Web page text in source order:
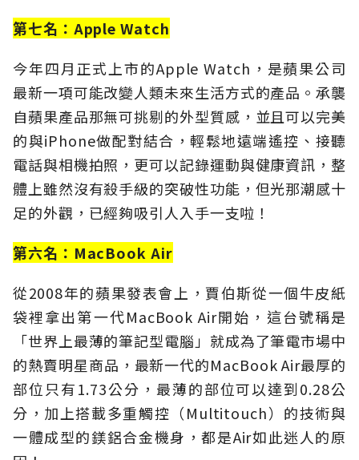
第七名：Apple Watch
今年四月正式上市的Apple Watch，是蘋果公司
最新一項可能改變人類未來生活方式的產品。承襲
自蘋果產品那無可挑剔的外型質感，並且可以完美
的與iPhone做配對結合，輕鬆地遠端遙控、接聽
電話與相機拍照，更可以記錄運動與健康資訊，整
體上雖然沒有殺手級的突破性功能，但光那潮感十
足的外觀，已經夠吸引人入手一支啦！
第六名：MacBook Air
從2008年的蘋果發表會上，賈伯斯從一個牛皮紙
袋裡拿出第一代MacBook Air開始，這台號稱是
「世界上最薄的筆記型電腦」就成為了筆電市場中
的熱賣明星商品，最新一代的MacBook Air最厚的
部位只有1.73公分，最薄的部位可以達到0.28公
分，加上搭載多重觸控（Multitouch）的技術與
一體成型的鎂鋁合金機身，都是Air如此迷人的原